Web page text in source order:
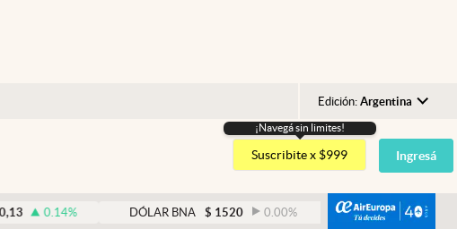
Edición: Argentina
Argentina
España
México
USA
¡Navegá sin limites!
Suscribite x $999 Ingresá
% DÓLAR BNA $ 1520 0.00% DÓLAR BLUE $ 1530